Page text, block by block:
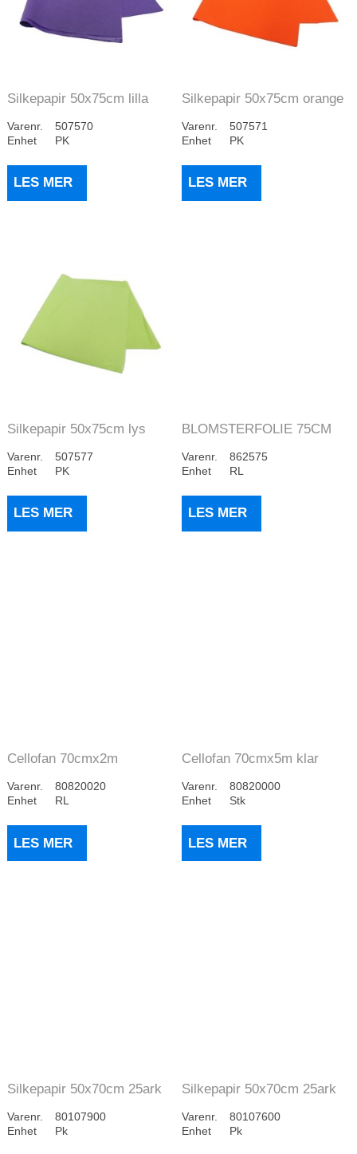
Silkepapir 50x75cm lilla
Varenr.
507570
Enhet
PK
LES MER
Silkepapir 50x75cm orange
Varenr.
507571
Enhet
PK
LES MER
Silkepapir 50x75cm lys
Varenr.
507577
Enhet
PK
LES MER
BLOMSTERFOLIE 75CM
Varenr.
862575
Enhet
RL
LES MER
Cellofan 70cmx2m
Varenr.
80820020
Enhet
RL
LES MER
Cellofan 70cmx5m klar
Varenr.
80820000
Enhet
Stk
LES MER
Silkepapir 50x70cm 25ark
Varenr.
80107900
Enhet
Pk
Silkepapir 50x70cm 25ark
Varenr.
80107600
Enhet
Pk